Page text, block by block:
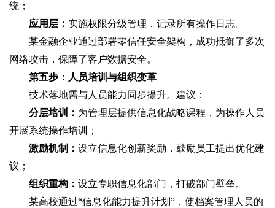
统；
应用层： 实施权限分级管理，记录所有操作日志。
某金融企业通过部署零信任安全架构，成功抵御了多次
网络攻击，保障了客户数据安全。
第五步：人员培训与组织变革
技术落地需与人员能力同步提升。建议：
分层培训： 为管理层提供信息化战略课程，为操作人员
开展系统操作培训；
激励机制： 设立信息化创新奖励，鼓励员工提出优化建
议；
组织重构： 设立专职信息化部门，打破部门壁垒。
某高校通过“信息化能力提升计划”，使档案管理人员的